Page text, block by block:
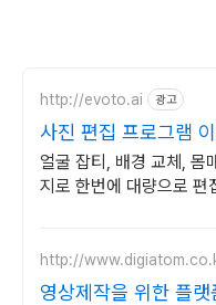
http://evoto.ai 광고
사진 편집 프로그램
보정의 모든 것
얼굴 잡티, 배경 교체, 몸
지로 한번에 대량으로 편
http://
영상제작을 위한 플랫